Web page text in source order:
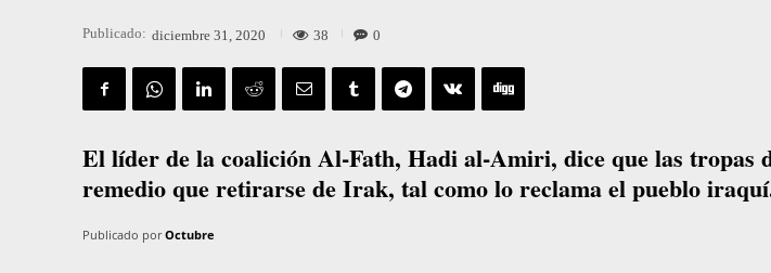
Publicado: diciembre 31, 2020 38 0
El líder de la coalición Al-Fath, Hadi al-Amiri, dice que las tropas
remedio que retirarse de Irak, tal como lo reclama el pueblo
Publicado por Octubre